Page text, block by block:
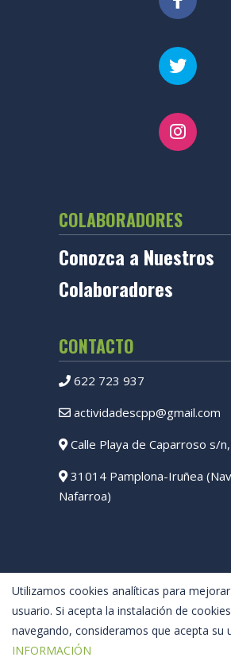
Utilizamos cookies analíticas para
usuario. Si acepta la instalación de
navegando, consideramos que acepta su
INFORMACIÓN
COLABORADORES
Conozca a Nuestros
Colaboradores
CONTACTO
622 723 937
actividadescpp@gmail.com
Calle Playa de Caparroso s/n,
31014 Pamplona-Iruñea
Nafarroa)